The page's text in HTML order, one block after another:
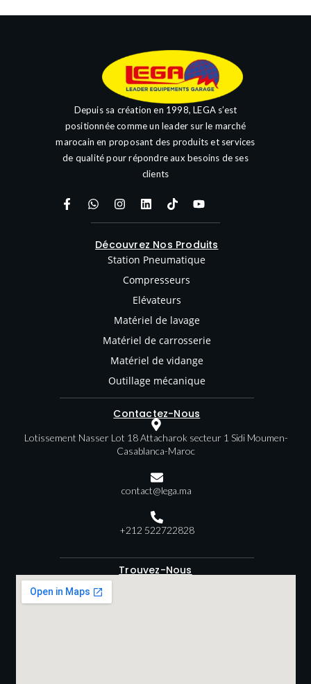
Depuis sa création en 1998, LEGA s’est
positionnée comme un leader sur le marché
marocain en proposant des produits et services
de qualité pour répondre aux besoins de ses
clients
Découvrez Nos Produits
Station Pneumatique
Compresseurs
Elévateurs
Matériel de lavage
Matériel de carrosserie
Matériel de vidange
Outillage mécanique
Contactez-Nous
Lotissement Nasser Lot 18 Attacharok secteur 1 Sidi Moumen-
Casablanca-Maroc
contact@lega.ma
+212 522722828
Trouvez-Nous